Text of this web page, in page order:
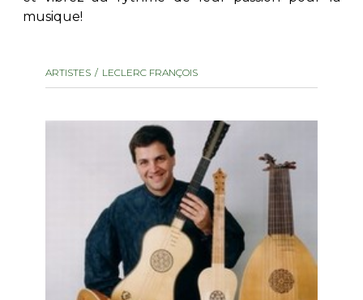
musique!
ARTISTES LECLERC FRANÇOIS